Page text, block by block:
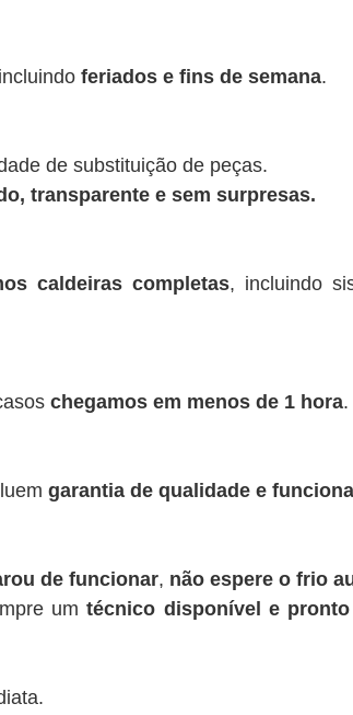
feriados e fins de semana.
de substituição de peças.
transparente e sem surpresas.
caldeiras completas, incluindo
chegamos em menos de 1 hora.
garantia de qualidade e
de funcionar, não espere o frio
umtécnico disponível e